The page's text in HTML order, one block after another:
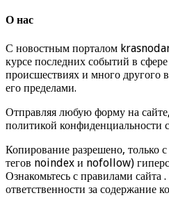
О нас
С новостным порталом
курсе последних событий в
происшествиях и много другого
его пределами.
Отправляя любую форму на
политикой конфиденциальности
Копирование разрешено, только
тегов noindex и nofollow)
Ознакомьтесь с правилами сайта
ответственности за содержание